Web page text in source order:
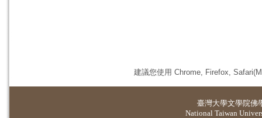
建議您使用 Chrome, Firefox,
臺灣大學文學院佛
National Taiwan